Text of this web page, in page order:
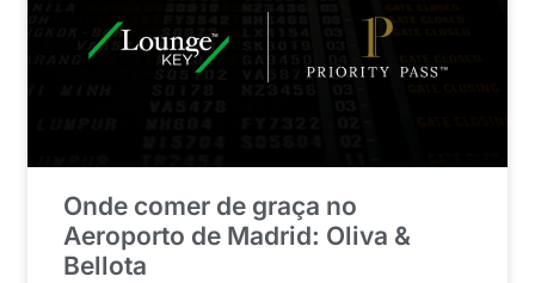
Onde comer de graça no
Aeroporto de Madrid: Oliva &
Bellota